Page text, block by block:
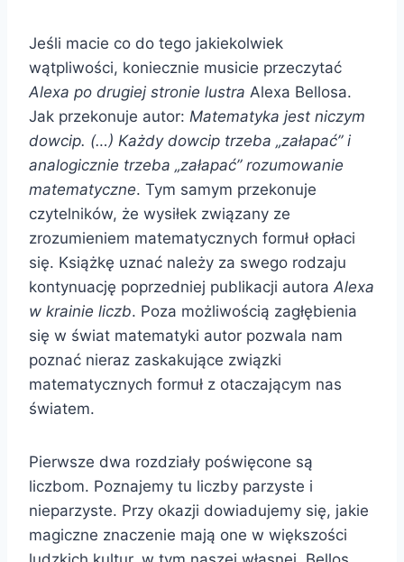
Jeśli macie co do tego jakiekolwiek
wątpliwości, koniecznie musicie przeczytać
Alexa po drugiej stronie lustra Alexa Bellosa.
Jak przekonuje autor: Matematyka jest niczym
dowcip. (…) Każdy dowcip trzeba „załapać” i
analogicznie trzeba „załapać” rozumowanie
matematyczne. Tym samym przekonuje
czytelników, że wysiłek związany ze
zrozumieniem matematycznych formuł opłaci
się. Książkę uznać należy za swego rodzaju
kontynuację poprzedniej publikacji autora Alexa
w krainie liczb. Poza możliwością zagłębienia
się w świat matematyki autor pozwala nam
poznać nieraz zaskakujące związki
matematycznych formuł z otaczającym nas
światem.
Pierwsze dwa rozdziały poświęcone są
liczbom. Poznajemy tu liczby parzyste i
nieparzyste. Przy okazji dowiadujemy się, jakie
magiczne znaczenie mają one w większości